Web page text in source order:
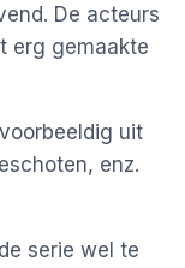
De acteurs
erg gemaakte
uit
enz.
serie wel te